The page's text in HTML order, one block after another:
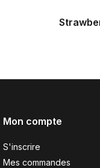
Mon compte
S'inscrire
Mes commandes